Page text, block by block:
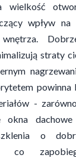
wielkość
wpływ
wnętrza.
straty
powinna
-
okna
o
co